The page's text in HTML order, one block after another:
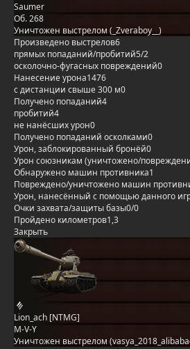
Saumer
Об. 268
Уничтожен выстрелом (_Zveraboy__)
Произведено выстрелов6
прямых попаданий/пробитий5/2
осколочно-фугасных повреждений0
Нанесение урона1476
с дистанции свыше 300 м0
Получено попаданий4
пробитий4
не нанёсших урон0
Получено попаданий осколками0
Урон, заблокированный бронёй0
Урон союзникам (уничтожено/
Обнаружено машин противника1
Повреждено/уничтожено машин
Урон, нанесённый с помощью данного
Очки захвата/защиты базы0/0
Пройдено километров1,3
Закрыть
Lion_ach [NTMG]
M-V-Y
Уничтожен выстрелом